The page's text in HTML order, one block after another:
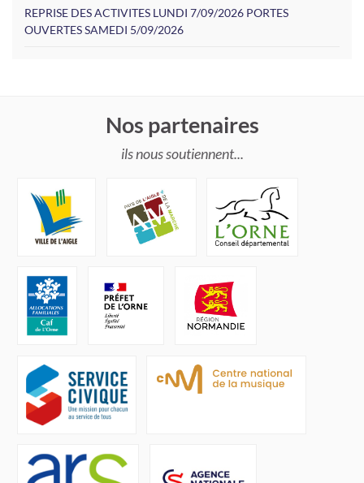
REPRISE DES ACTIVITES LUNDI 7/09/2026 PORTES
OUVERTES SAMEDI 5/09/2026
Nos partenaires
ils nous soutiennent...